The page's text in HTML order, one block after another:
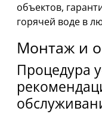
объектов,
горячей воде в
Монтаж и
Процедура